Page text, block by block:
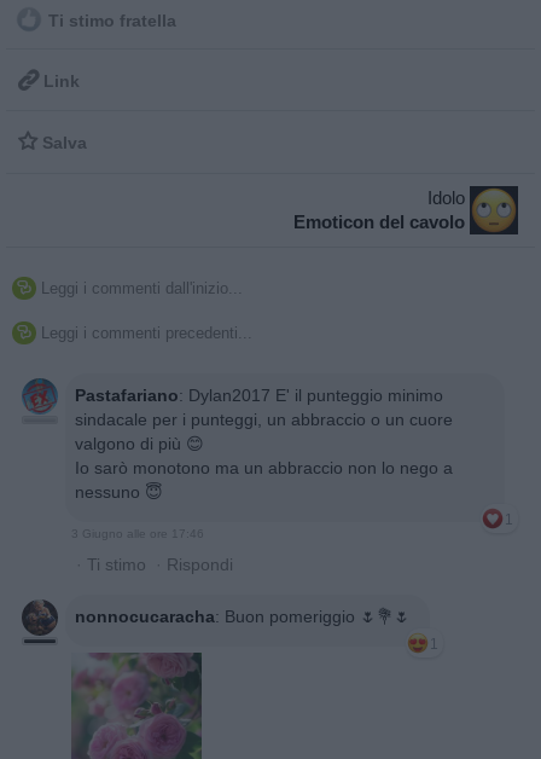
Ti stimo fratella
 Link
 Salva
Idolo
Emoticon del cavolo
 Leggi i commenti dall'inizio...
 Leggi i commenti precedenti...
Pastafariano: Dylan2017 E' il punteggio minimo
sindacale per i punteggi, un abbraccio o un cuore
valgono di più 😊
Io sarò monotono ma un abbraccio non lo nego a
nessuno 😇
1
3 Giugno alle ore 17:46
· Ti stimo · Rispondi
nonnocucaracha: Buon pomeriggio 🌷💐🌷
1